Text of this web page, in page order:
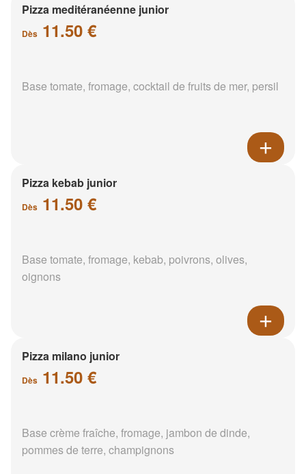
Pizza meditéranéenne junior
Dès 11.50 €
Base tomate, fromage, cocktail de fruits de mer, persil
Pizza kebab junior
Dès 11.50 €
Base tomate, fromage, kebab, poivrons, olives,
oignons
Pizza milano junior
Dès 11.50 €
Base crème fraîche, fromage, jambon de dinde,
pommes de terre, champignons